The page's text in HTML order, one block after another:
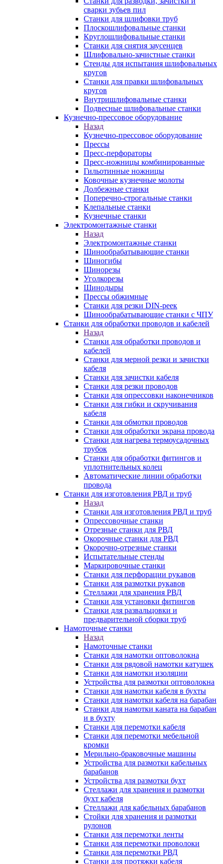
сварки зубьев пил
Станки для шлифовки труб
Плоскошлифовальные станки
Круглошлифовальные станки
Станки для снятия заусенцев
Шлифовально-зачистные станки
Стенды для испытания шлифовальных
кругов
Станки для правки шлифовальных
кругов
Внутришлифовальные станки
Подвесные шлифовальные станки
Кузнечно-прессовое оборудование
Назад
Кузнечно-прессовое оборудование
Прессы
Пресс-перфораторы
Пресс-ножницы комбинированные
Гильотинные ножницы
Ковочные кузнечные молоты
Долбежные станки
Поперечно-строгальные станки
Клепальные станки
Кузнечные станки
Электромонтажные станки
Назад
Электромонтажные станки
Шинообрабатывающие станки
Шиногибы
Шинорезы
Уголкорезы
Шинодыры
Прессы обжимные
Станки для резки DIN-реек
Шинообрабатывающие станки с ЧПУ
Станки для обработки проводов и кабелей
Назад
Станки для обработки проводов и
кабелей
Станки для мерной резки и зачистки
кабеля
Станки для зачистки кабеля
Станки для резки проводов
Станки для опрессовки наконечников
Станки для гибки и скручивания
кабеля
Станки для обмотки проводов
Станки для обработки экрана провода
Станки для нагрева термоусадочных
трубок
Станки для обработки фитингов и
уплотнительных колец
Автоматические линии обработки
провода
Станки для изготовления РВД и труб
Назад
Станки для изготовления РВД и труб
Опрессовочные станки
Отрезные станки для РВД
Окорочные станки для РВД
Окорочно-отрезные станки
Испытательные стенды
Маркировочные станки
Станки для перфорации рукавов
Станки для размотки рукавов
Стеллажи для хранения РВД
Станки для установки фитингов
Станки для развальцовки и
предварительной сборки труб
Намоточные станки
Назад
Намоточные станки
Станки для намотки оптоволокна
Станки для рядовой намотки катушек
Станки для намотки изоляции
Устройства для размотки оптоволокна
Станки для намотки кабеля в бухты
Станки для намотки кабеля на барабан
Станки для намотки каната на барабан
и в бухту
Станки для перемотки кабеля
Станки для перемотки мебельной
кромки
Мерильно-браковочные машины
Устройства для размотки кабельных
барабанов
Устройства для размотки бухт
Стеллажи для хранения и размотки
бухт кабеля
Стеллажи для кабельных барабанов
Стойки для хранения и размотки
рулонов
Станки для перемотки ленты
Станки для перемотки проволоки
Станки для перемотки РВД
Станки для протяжки кабеля